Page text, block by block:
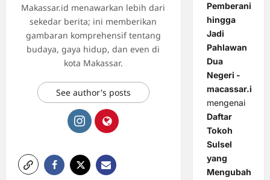
Makassar.id menawarkan lebih dari
sekedar berita; ini memberikan
gambaran komprehensif tentang
budaya, gaya hidup, dan even di
kota Makassar.
See author's posts
Pemberani
hingga
Jadi
Pahlawan
Dua
Negeri -
macassar.id
mengenai
Daftar
Tokoh
Sulsel
yang
Mengubah